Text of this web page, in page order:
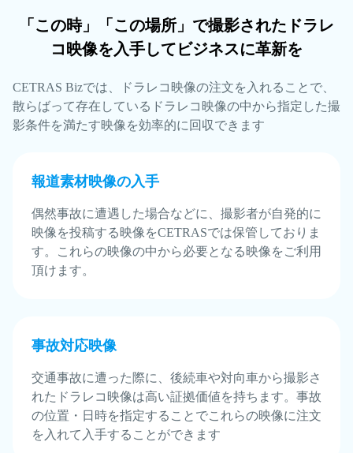
「この時」「この場所」で撮影されたドラレ
コ映像を入手してビジネスに革新を
CETRAS Bizでは、ドラレコ映像の注文を入れることで、
散らばって存在しているドラレコ映像の中から指定した撮
影条件を満たす映像を効率的に回収できます
報道素材映像の入手
偶然事故に遭遇した場合などに、撮影者が自発的に
映像を投稿する映像をCETRASでは保管しておりま
す。これらの映像の中から必要となる映像をご利用
頂けます。
事故対応映像
交通事故に遭った際に、後続車や対向車から撮影さ
れたドラレコ映像は高い証拠価値を持ちます。事故
の位置・日時を指定することでこれらの映像に注文
を入れて入手することができます